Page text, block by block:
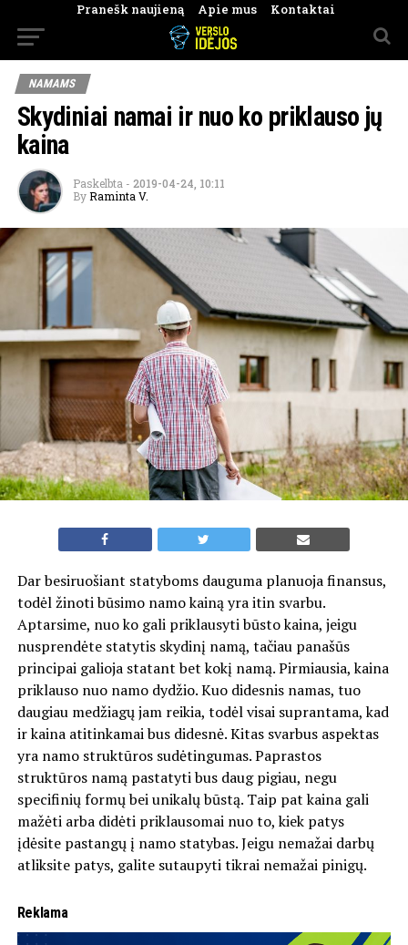
Pranešk naujieną Apie mus Kontaktai
NAMAMS
Skydiniai namai ir nuo ko priklauso jų
kaina
Paskelbta - 2019-04-24, 10:11
By Raminta V.
Dar besiruošiant statyboms dauguma planuoja finansus,
todėl žinoti būsimo namo kainą yra itin svarbu.
Aptarsime, nuo ko gali priklausyti būsto kaina, jeigu
nusprendėte statytis skydinį namą, tačiau panašūs
principai galioja statant bet kokį namą. Pirmiausia, kaina
priklauso nuo namo dydžio. Kuo didesnis namas, tuo
daugiau medžiagų jam reikia, todėl visai suprantama, kad
ir kaina atitinkamai bus didesnė. Kitas svarbus aspektas
yra namo struktūros sudėtingumas. Paprastos
struktūros namą pastatyti bus daug pigiau, negu
specifinių formų bei unikalų būstą. Taip pat kaina gali
mažėti arba didėti priklausomai nuo to, kiek patys
įdėsite pastangų į namo statybas. Jeigu nemažai darbų
atliksite patys, galite sutaupyti tikrai nemažai pinigų.
Reklama